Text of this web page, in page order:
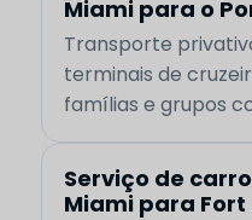
Miami para o
Transporte
terminais de
famílias e grupos
Serviço de
Miami para